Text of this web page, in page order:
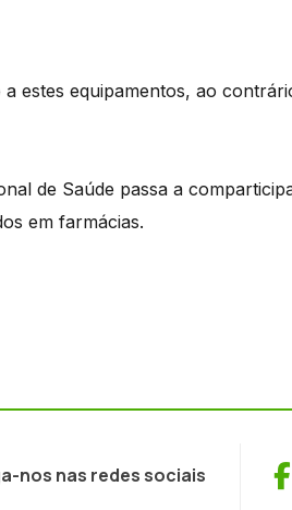
estes equipamentos, ao
de Saúde passa a
em farmácias.
nos nas redes sociais